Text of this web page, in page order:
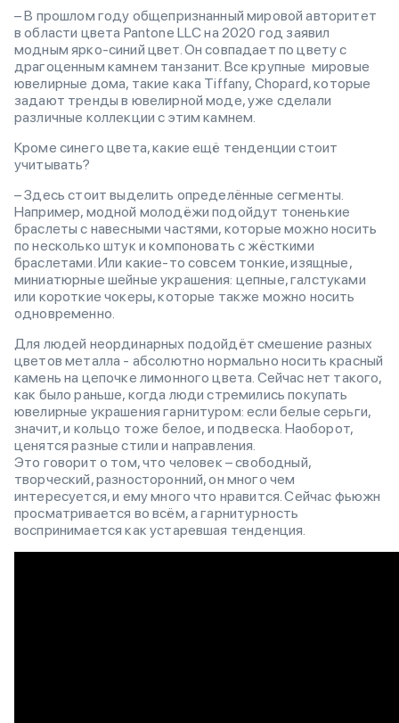
– В прошлом году общепризнанный мировой авторитет
в области цвета Pantone LLC на 2020 год заявил
модным ярко-синий цвет. Он совпадает по цвету с
драгоценным камнем танзанит. Все крупные мировые
ювелирные дома, такие кака Tiffany, Chopard, которые
задают тренды в ювелирной моде, уже сделали
различные коллекции с этим камнем.
Кроме синего цвета, какие ещё тенденции стоит
учитывать?
– Здесь стоит выделить определённые сегменты.
Например, модной молодёжи подойдут тоненькие
браслеты с навесными частями, которые можно носить
по несколько штук и компоновать с жёсткими
браслетами. Или какие-то совсем тонкие, изящные,
миниатюрные шейные украшения: цепные, галстуками
или короткие чокеры, которые также можно носить
одновременно.
Для людей неординарных подойдёт смешение разных
цветов металла - абсолютно нормально носить красный
камень на цепочке лимонного цвета. Сейчас нет такого,
как было раньше, когда люди стремились покупать
ювелирные украшения гарнитуром: если белые серьги,
значит, и кольцо тоже белое, и подвеска. Наоборот,
ценятся разные стили и направления.
Это говорит о том, что человек – свободный,
творческий, разносторонний, он много чем
интересуется, и ему много что нравится. Сейчас фьюжн
просматривается во всём, а гарнитурность
воспринимается как устаревшая тенденция.